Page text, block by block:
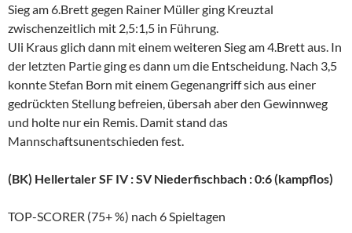
Sieg am 6.Brett gegen Rainer Müller ging Kreuztal
zwischenzeitlich mit 2,5:1,5 in Führung.
Uli Kraus glich dann mit einem weiteren Sieg am 4.Brett aus. In
der letzten Partie ging es dann um die Entscheidung. Nach 3,5
konnte Stefan Born mit einem Gegenangriff sich aus einer
gedrückten Stellung befreien, übersah aber den Gewinnweg
und holte nur ein Remis. Damit stand das
Mannschaftsunentschieden fest.
(BK) Hellertaler SF IV : SV Niederfischbach : 0:6 (kampflos)
TOP-SCORER (75+ %) nach 6 Spieltagen